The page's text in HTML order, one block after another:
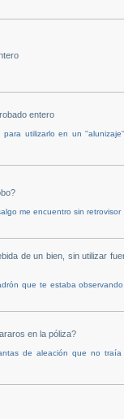
entero
utilizarlo en un
me encuentro sin retrovisor
de un bien, sin utilizar
que te estaba
en la póliza?
de aleación que no traía